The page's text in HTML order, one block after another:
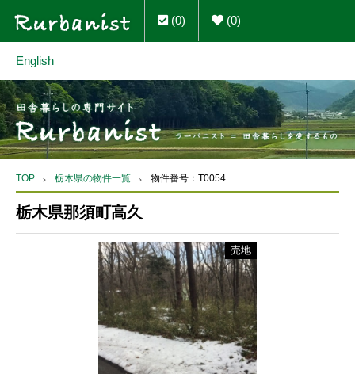
(0) (0)
English
TOP 栃木県の物件一覧 物件番号：T0054
栃木県那須町高久
売地